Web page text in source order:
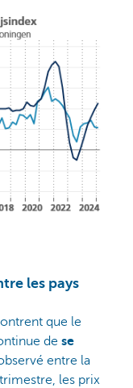
les pays
que le
de se
entre la
les prix